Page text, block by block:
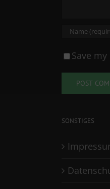
Save
SONSTIGES